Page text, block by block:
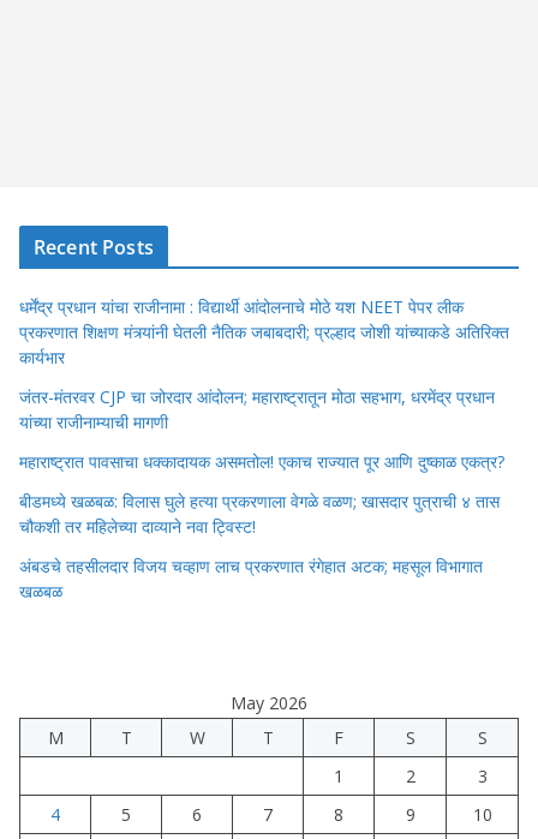
Recent Posts
धर्मेंद्र प्रधान यांचा राजीनामा : विद्यार्थी आंदोलनाचे मोठे यश NEET पेपर लीक
प्रकरणात शिक्षण मंत्र्यांनी घेतली नैतिक जबाबदारी; प्रल्हाद जोशी यांच्याकडे अतिरिक्त
कार्यभार
जंतर-मंतरवर CJP चा जोरदार आंदोलन; महाराष्ट्रातून मोठा सहभाग, धरमेंद्र प्रधान
यांच्या राजीनाम्याची मागणी
महाराष्ट्रात पावसाचा धक्कादायक असमतोल! एकाच राज्यात पूर आणि दुष्काळ एकत्र?
बीडमध्ये खळबळ: विलास घुले हत्या प्रकरणाला वेगळे वळण; खासदार पुत्राची ४ तास
चौकशी तर महिलेच्या दाव्याने नवा ट्विस्ट!
अंबडचे तहसीलदार विजय चव्हाण लाच प्रकरणात रंगेहात अटक; महसूल विभागात
खळबळ
May 2026
M
T W T F S
S
1
2
3
4
5 6 7 8 9
10